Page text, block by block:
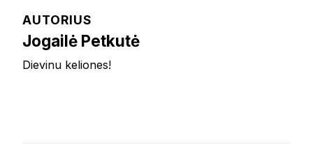
AUTORIUS
Jogailė Petkutė
Dievinu keliones!